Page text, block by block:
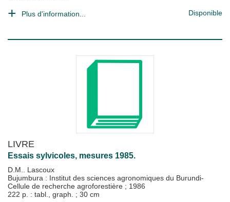
Plus d'information... Disponible
LIVRE
Essais sylvicoles, mesures 1985.
D.M.. Lascoux
Bujumbura : Institut des sciences agronomiques du Burundi-
Cellule de recherche agroforestière ; 1986
222 p. : tabl., graph. ; 30 cm